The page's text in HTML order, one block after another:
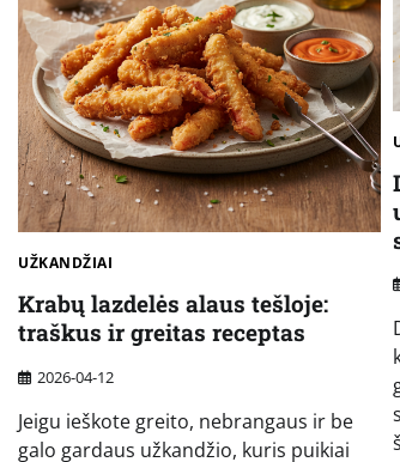
UŽKANDŽIAI
Krabų lazdelės alaus tešloje:
traškus ir greitas receptas
2026-04-12
Jeigu ieškote greito, nebrangaus ir be
galo gardaus užkandžio, kuris puikiai